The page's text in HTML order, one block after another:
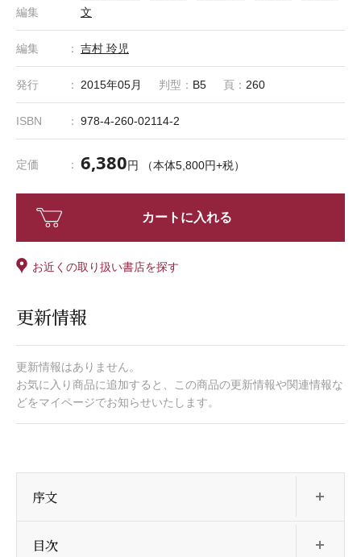
編集
文
編集 吉村 玲児
発行 2015年05月 判型： B5 頁： 260
ISBN 978-4-260-02114-2
定価 6,380円 （本体5,800円+税）
カートに入れる
お近くの取り扱い書店を探す
更新情報
更新情報はありません。
お気に入り商品に追加すると、この商品の更新情報や関連情報な
どをマイページでお知らせいたします。
序文
目次